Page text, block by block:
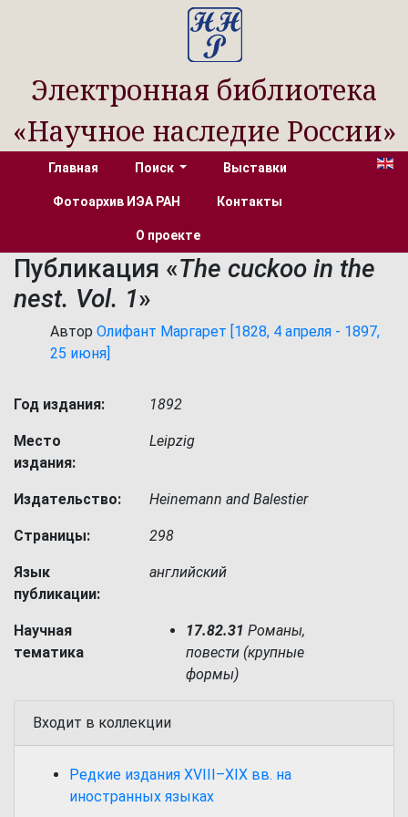
Электронная библиотека
«Научное наследие России»
Главная Поиск Выставки
Фотоархив ИЭА РАН Контакты
О проекте
Публикация «The cuckoo in the
nest. Vol. 1»
Автор Олифант Маргарет [1828, 4 апреля - 1897,
25 июня]
Год издания: 1892
Место
издания:
Leipzig
Издательство: Heinemann and Balestier
Страницы: 298
Язык
публикации:
английский
Научная
тематика
17.82.31 Романы,
повести (крупные
формы)
Входит в коллекции
Редкие издания XVIII–XIX вв. на
иностранных языках